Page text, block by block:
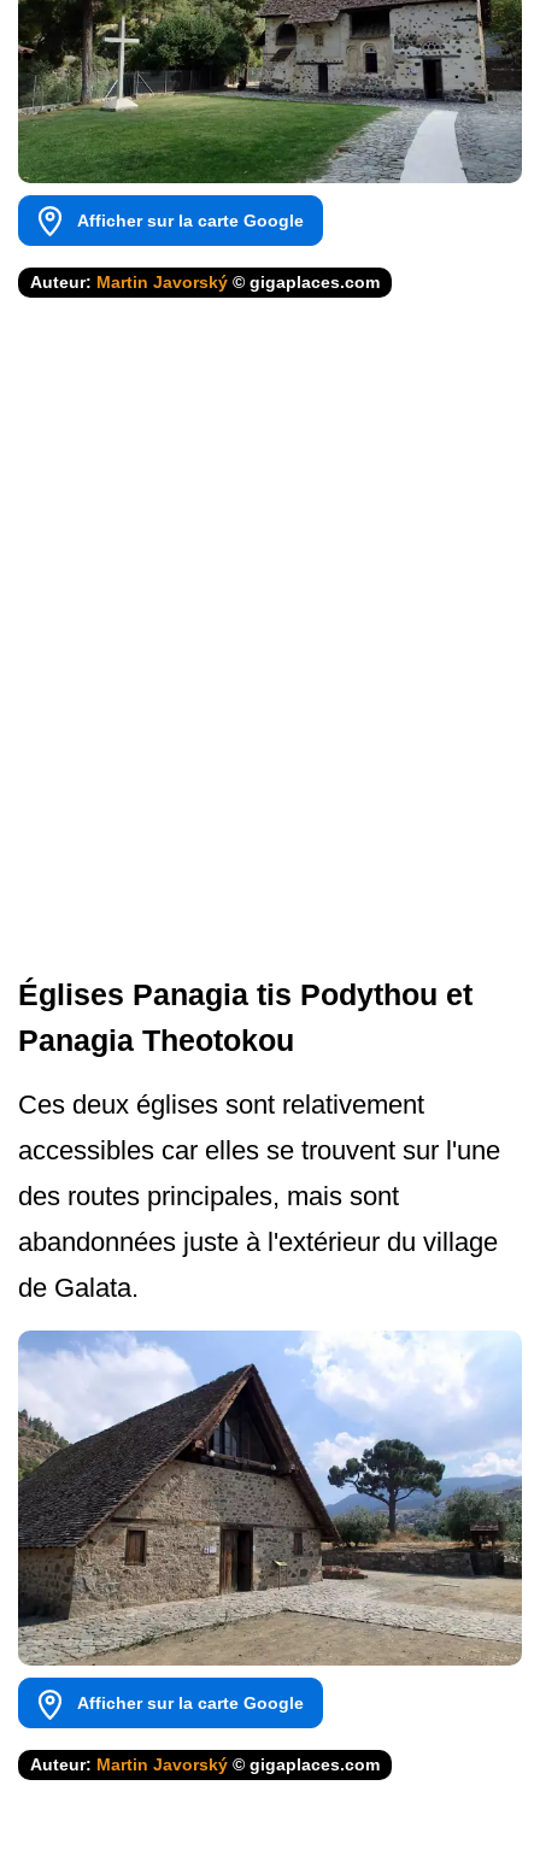
Afficher sur la carte Google
Auteur: Martin Javorský © gigaplaces.com
Églises Panagia tis Podythou et
Panagia Theotokou
Ces deux églises sont relativement
accessibles car elles se trouvent sur l'une
des routes principales, mais sont
abandonnées juste à l'extérieur du village
de Galata.
Afficher sur la carte Google
Auteur: Martin Javorský © gigaplaces.com